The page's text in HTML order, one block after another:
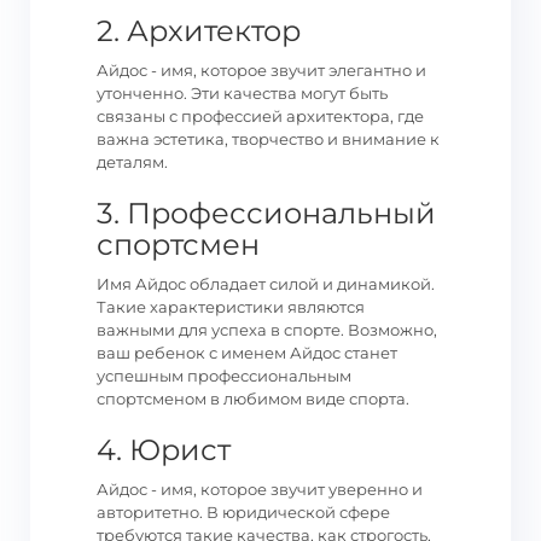
2. Архитектор
Айдос - имя, которое звучит элегантно и
утонченно. Эти качества могут быть
связаны с профессией архитектора, где
важна эстетика, творчество и внимание к
деталям.
3. Профессиональный
спортсмен
Имя Айдос обладает силой и динамикой.
Такие характеристики являются
важными для успеха в спорте. Возможно,
ваш ребенок с именем Айдос станет
успешным профессиональным
спортсменом в любимом виде спорта.
4. Юрист
Айдос - имя, которое звучит уверенно и
авторитетно. В юридической сфере
требуются такие качества, как строгость,